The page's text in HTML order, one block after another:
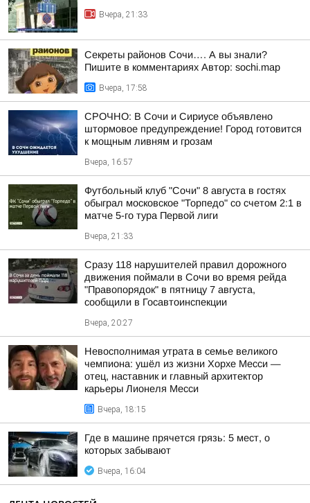
Вчера, 21:33
Секреты районов Сочи…. А вы знали?
Пишите в комментариях Автор: sochi.map
Вчера, 17:58
СРОЧНО: В Сочи и Сириусе объявлено
штормовое предупреждение! Город готовится
к мощным ливням и грозам
Вчера, 16:57
Футбольный клуб "Сочи" 8 августа в гостях
обыграл московское "Торпедо" со счетом 2:1 в
матче 5-го тура Первой лиги
Вчера, 21:33
Сразу 118 нарушителей правил дорожного
движения поймали в Сочи во время рейда
"Правопорядок" в пятницу 7 августа,
сообщили в Госавтоинспекции
Вчера, 20:27
Невосполнимая утрата в семье великого
чемпиона: ушёл из жизни Хорхе Месси —
отец, наставник и главный архитектор
карьеры Лионеля Месси
Вчера, 18:15
Где в машине прячется грязь: 5 мест, о
которых забывают
Вчера, 16:04